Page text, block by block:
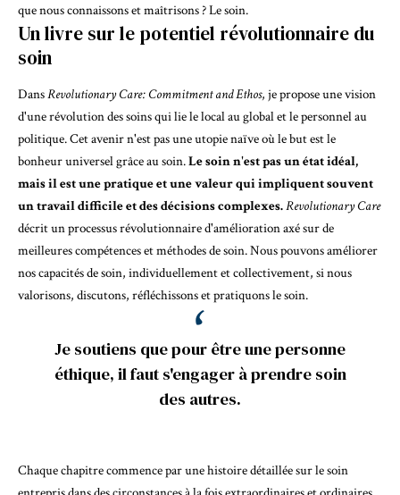
que nous connaissons et maîtrisons ? Le soin.
Un livre sur le potentiel révolutionnaire du
soin
DansRevolutionary Care: Commitment and Ethos, je propose une vision
d'une révolution des soins qui lie le local au global et le personnel au
politique. Cet avenir n'est pas une utopie naïve où le but est le
bonheur universel grâce au soin.Le soin n'est pas un état idéal,
mais il est une pratique et une valeur qui impliquent souvent
un travail difficile et des décisions complexes.Revolutionary Care
décrit un processus révolutionnaire d'amélioration axé sur de
meilleures compétences et méthodes de soin. Nous pouvons améliorer
nos capacités de soin, individuellement et collectivement, si nous
valorisons, discutons, réfléchissons et pratiquons le soin.
Je soutiens que pour être une personne
éthique, il faut s'engager à prendre soin
des autres.
Chaque chapitre commence par une histoire détaillée sur le soin